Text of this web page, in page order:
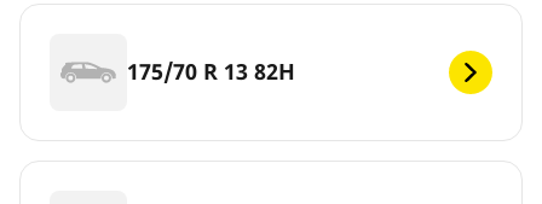
175/70 R 13 82H